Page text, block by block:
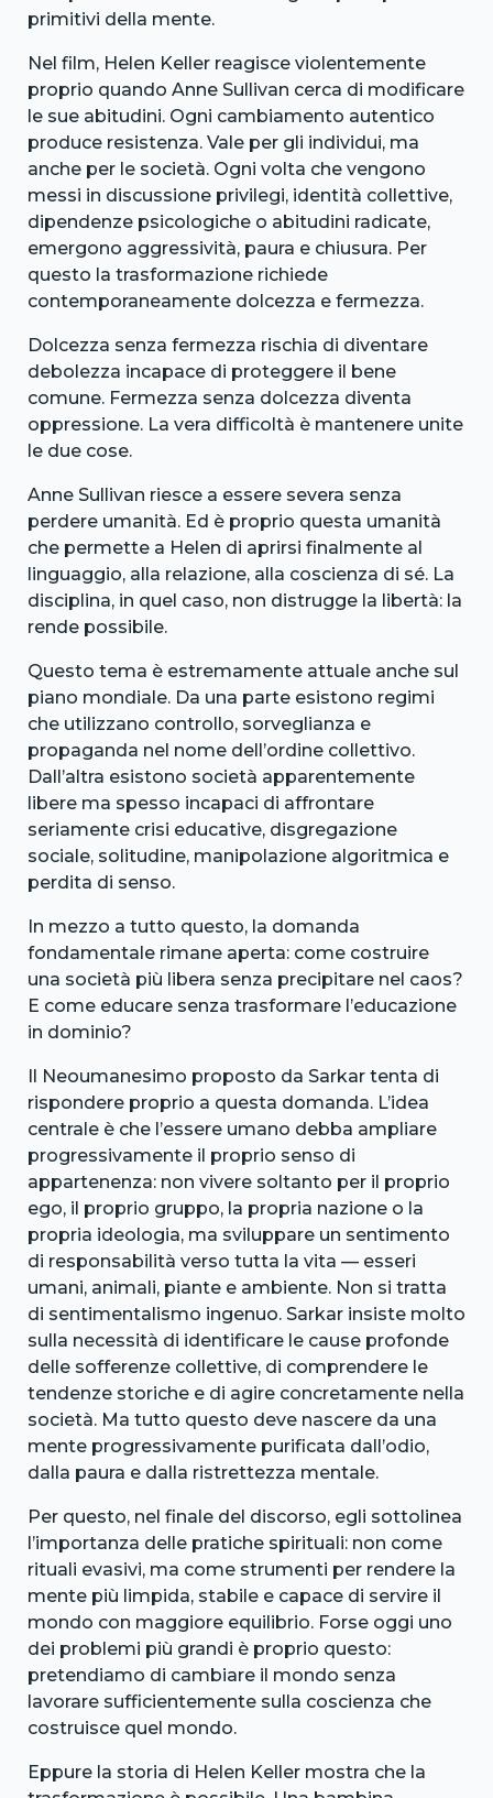
primitivi della mente.
Nel film, Helen Keller reagisce violentemente
proprio quando Anne Sullivan cerca di modificare
le sue abitudini. Ogni cambiamento autentico
produce resistenza. Vale per gli individui, ma
anche per le società. Ogni volta che vengono
messi in discussione privilegi, identità collettive,
dipendenze psicologiche o abitudini radicate,
emergono aggressività, paura e chiusura. Per
questo la trasformazione richiede
contemporaneamente dolcezza e fermezza.
Dolcezza senza fermezza rischia di diventare
debolezza incapace di proteggere il bene
comune. Fermezza senza dolcezza diventa
oppressione. La vera difficoltà è mantenere unite
le due cose.
Anne Sullivan riesce a essere severa senza
perdere umanità. Ed è proprio questa umanità
che permette a Helen di aprirsi finalmente al
linguaggio, alla relazione, alla coscienza di sé. La
disciplina, in quel caso, non distrugge la libertà: la
rende possibile.
Questo tema è estremamente attuale anche sul
piano mondiale. Da una parte esistono regimi
che utilizzano controllo, sorveglianza e
propaganda nel nome dell’ordine collettivo.
Dall’altra esistono società apparentemente
libere ma spesso incapaci di affrontare
seriamente crisi educative, disgregazione
sociale, solitudine, manipolazione algoritmica e
perdita di senso.
In mezzo a tutto questo, la domanda
fondamentale rimane aperta: come costruire
una società più libera senza precipitare nel caos?
E come educare senza trasformare l’educazione
in dominio?
Il Neoumanesimo proposto da Sarkar tenta di
rispondere proprio a questa domanda. L’idea
centrale è che l’essere umano debba ampliare
progressivamente il proprio senso di
appartenenza: non vivere soltanto per il proprio
ego, il proprio gruppo, la propria nazione o la
propria ideologia, ma sviluppare un sentimento
di responsabilità verso tutta la vita — esseri
umani, animali, piante e ambiente. Non si tratta
di sentimentalismo ingenuo. Sarkar insiste molto
sulla necessità di identificare le cause profonde
delle sofferenze collettive, di comprendere le
tendenze storiche e di agire concretamente nella
società. Ma tutto questo deve nascere da una
mente progressivamente purificata dall’odio,
dalla paura e dalla ristrettezza mentale.
Per questo, nel finale del discorso, egli sottolinea
l’importanza delle pratiche spirituali: non come
rituali evasivi, ma come strumenti per rendere la
mente più limpida, stabile e capace di servire il
mondo con maggiore equilibrio. Forse oggi uno
dei problemi più grandi è proprio questo:
pretendiamo di cambiare il mondo senza
lavorare sufficientemente sulla coscienza che
costruisce quel mondo.
Eppure la storia di Helen Keller mostra che la